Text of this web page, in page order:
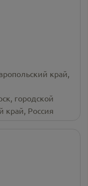
край,
городской
край, Россия